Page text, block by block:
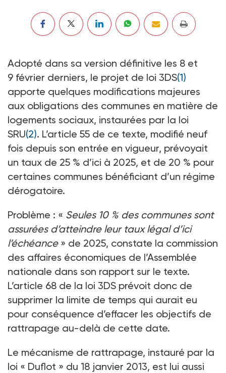
Adopté dans sa version définitive les 8 et
9 février derniers, le projet de loi 3DS(1)
apporte quelques modifications majeures
aux obligations des communes en matière de
logements sociaux, instaurées par la loi
SRU(2). L’article 55 de ce texte, modifié neuf
fois depuis son entrée en vigueur, prévoyait
un taux de 25 % d’ici à 2025, et de 20 % pour
certaines communes bénéficiant d’un régime
dérogatoire.
Problème : « Seules 10 % des communes sont
assurées d’atteindre leur taux légal d’ici
l’échéance» de 2025, constate la commission
des affaires économiques de l’Assemblée
nationale dans son rapport sur le texte.
L’article 68 de la loi 3DS prévoit donc de
supprimer la limite de temps qui aurait eu
pour conséquence d’effacer les objectifs de
rattrapage au-delà de cette date.
Le mécanisme de rattrapage, instauré par la
loi « Duflot » du 18 janvier 2013, est lui aussi